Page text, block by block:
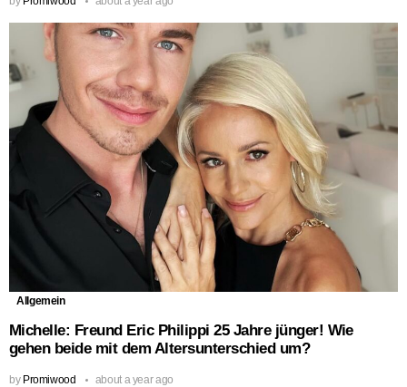
Allgemein
Michelle: Freund Eric Philippi 25 Jahre jünger! Wie
gehen beide mit dem Altersunterschied um?
by Promiwood about a year ago